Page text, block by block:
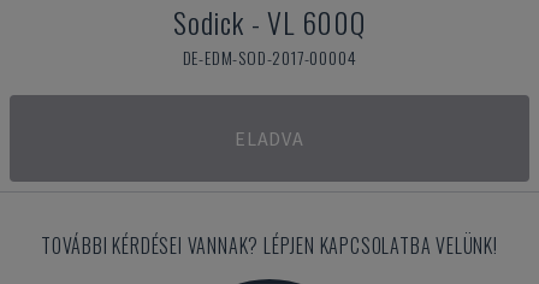
Sodick -VL 600Q
DE-EDM-SOD-2017-00004
ELADVA
TOVÁBBI KÉRDÉSEI VANNAK? LÉPJEN KAPCSOLATBA VELÜNK!